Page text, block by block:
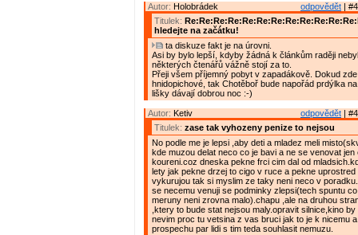
odpovědět |
Autor: Holobrádek
Titulek:
hledejte na začátku!
ta diskuze fakt je na úrovni.
Asi by bylo lepší, kdyby žádná k článkům raději
některých čtenářů vážně stojí za to.
Přeji všem příjemný pobyt v zapadákově. Dokud
hnidopichové, tak Chotěboř bude napořád prdýlka
lišky dávají dobrou noc :-)
odpovědět |
Autor: Ketiv
Titulek: zase tak vyhozeny penize to nejsou
No podle me je lepsi ,aby deti a mladez meli
kde muzou delat neco co je bavi a ne se venovat jen
koureni.coz dneska pekne frci cim dal od
lety jak pekne drzej to cigo v ruce a pekne uprostred
vykurujou tak si myslim ze taky neni neco v
se necemu venuji se podminky zlepsi(tech spuntu
meruny neni zrovna malo).chapu ,ale na druhou
,ktery to bude stat nejsou maly.opravit silnice,kino
nevim proc tu vetsina z vas bruci jak to je k nicemu
prospechu par lidi s tim teda souhlasit nemuzu.